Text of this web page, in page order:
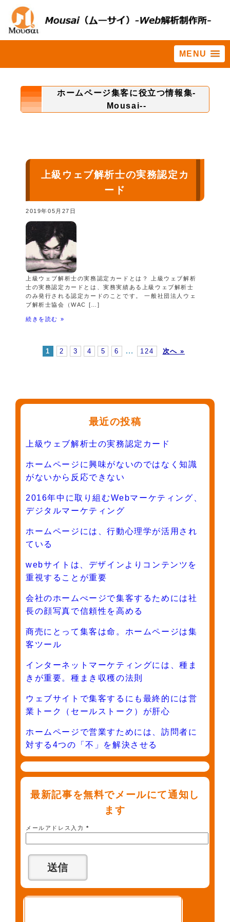
MENU
ホームページ集客に役立つ情報集-
Mousai--
上級ウェブ解析士の実務認定カ
ード
2019年05月27日
上級ウェブ解析士の実務認定カードとは？ 上級ウェブ解析
士の実務認定カードとは、実務実績ある上級ウェブ解析士
のみ発行される認定カードのことです。 一般社団法人ウェ
ブ解析士協会（WAC […]
続きを読む »
1 2 3 4 5 6 … 124 次へ »
最近の投稿
上級ウェブ解析士の実務認定カード
ホームページに興味がないのではなく知識
がないから反応できない
2016年中に取り組むWebマーケティング、
デジタルマーケティング
ホームページには、行動心理学が活用され
ている
webサイトは、デザインよりコンテンツを
重視することが重要
会社のホームぺージで集客するためには社
長の顔写真で信頼性を高める
商売にとって集客は命。ホームページは集
客ツール
インターネットマーケティングには、種ま
きが重要。種まき収穫の法則
ウェブサイトで集客するにも最終的には営
業トーク（セールストーク）が肝心
ホームページで営業すためには、訪問者に
対する4つの「不」を解決させる
最新記事を無料でメールにて通知し
ます
メールアドレス入力 *